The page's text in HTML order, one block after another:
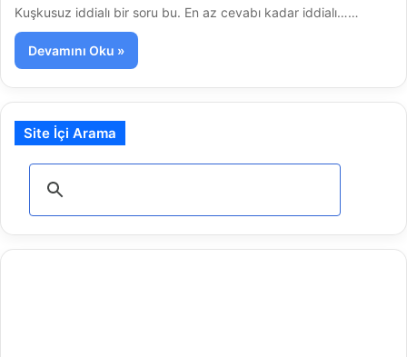
Kuşkusuz iddialı bir soru bu. En az cevabı kadar iddialı……
Devamını Oku »
Site İçi Arama